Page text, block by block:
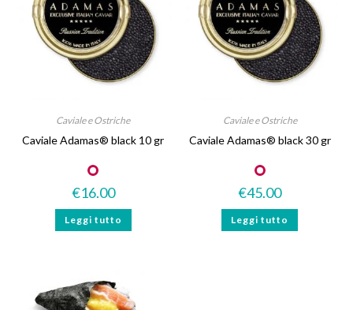
Caviale e Ostriche
Caviale Adamas® black 10 gr
€16.00
Leggi tutto
Caviale e Ostriche
Caviale Adamas® black 30 gr
€45.00
Leggi tutto